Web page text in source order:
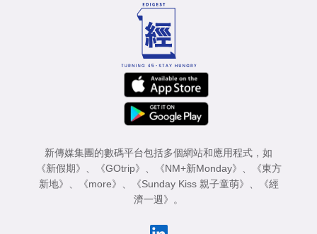
新傳媒集團的數碼平台包括多個網站和應用程式，如
《新假期》 、 《GOtrip》 、 《NM+新Monday》 、
《東方
新地》 、 《more》 、 《Sunday Kiss 親子童萌》 、
《經
濟一週》 。